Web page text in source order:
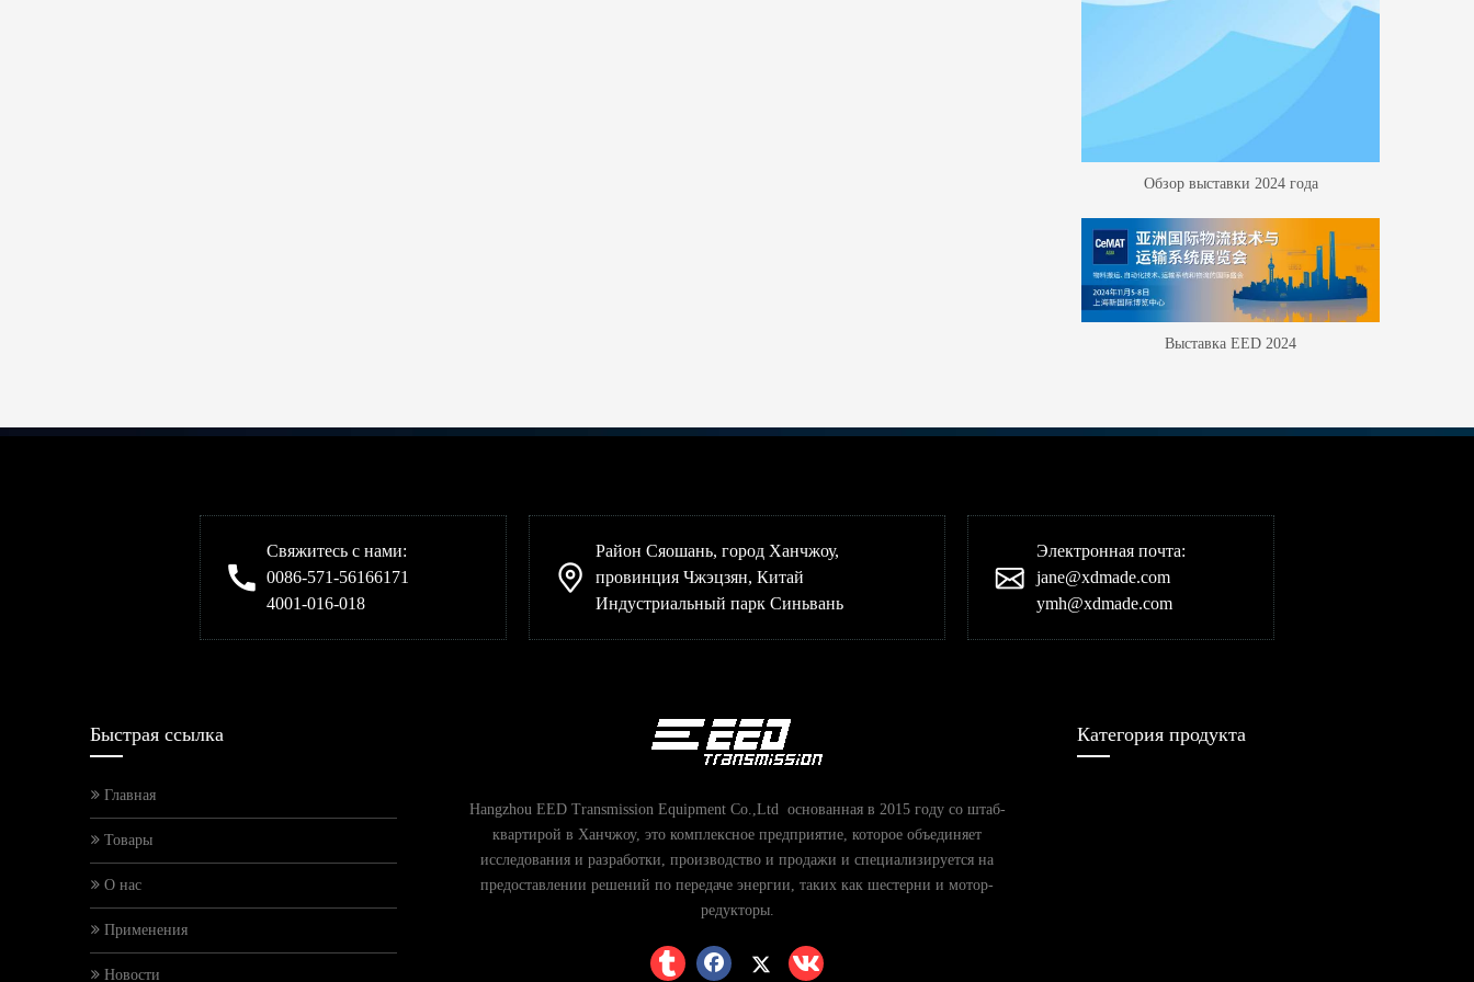
Обзор выставки 2024 года
Выставка EED 2024
Свяжитесь с нами:
0086-571-56166171
4001-016-018
Район Сяошань, город Ханчжоу,
провинция Чжэцзян, Китай
Индустриальный парк Синьвань
Электронная почта:
jane@xdmade.com
ymh@xdmade.com
Быстрая ссылка
Главная
Товары
О нас
Применения
Новости
Hangzhou EED Transmission Equipment Co.,Ltd основанная в 2015 году со штаб-
квартирой в Ханчжоу, это комплексное предприятие, которое объединяет
исследования и разработки, производство и продажи и специализируется на
предоставлении решений по передаче энергии, таких как шестерни и мотор-
редукторы.
Категория продукта